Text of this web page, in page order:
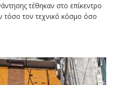
τέθηκαν στο επίκεντρο
τόσο τον τεχνικό κόσμο όσο